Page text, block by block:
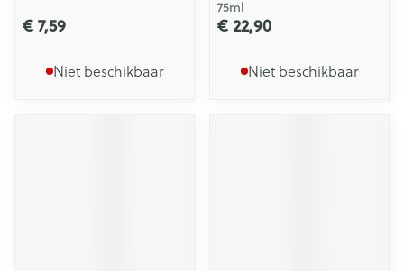
€ 7,59
Niet beschikbaar
75ml
€ 22,90
Niet beschikbaar